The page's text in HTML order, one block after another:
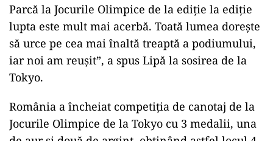
Parcă la Jocurile Olimpice de la ediţie la ediţie
lupta este mult mai acerbă. Toată lumea doreşte
să urce pe cea mai înaltă treaptă a podiumului,
iar noi am reuşit”, a spus Lipă la sosirea de la
Tokyo.
România a încheiat competiţia de canotaj de la
Jocurile Olimpice de la Tokyo cu 3 medalii, una